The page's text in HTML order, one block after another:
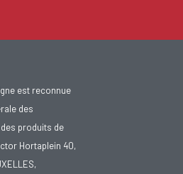
est reconnue
des
produits de
Hortaplein 40,